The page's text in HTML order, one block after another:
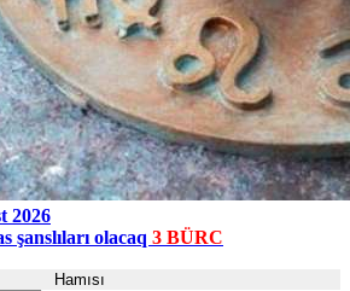
2026
şanslıları olacaq 3 BÜRC
Hamısı